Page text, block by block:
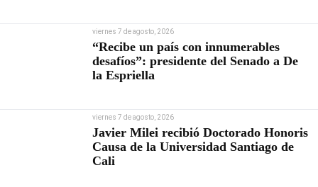
viernes 7 de agosto, 2026
“Recibe un país con innumerables
desafíos”: presidente del Senado a De
la Espriella
viernes 7 de agosto, 2026
Javier Milei recibió Doctorado Honoris
Causa de la Universidad Santiago de
Cali